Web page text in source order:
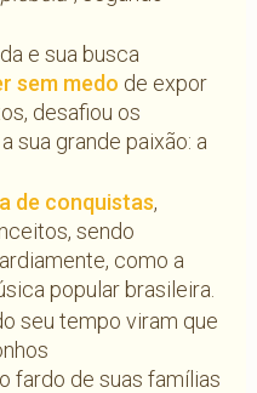
e sua busca
sem medo de expor
desafiou os
sua grande paixão: a
de conquistas,
sendo
como a
popular brasileira.
seu tempo viram que
fardo de suas famílias